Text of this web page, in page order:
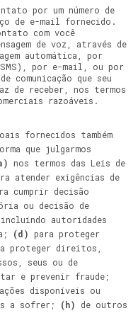
por um número de
de e-mail fornecido.
com você
de voz, através de
automática, por
por e-mail, ou por
comunicação que seu
de receber, nos termos
razoáveis.
fornecidos também
que julgarmos
nos termos das Leis de
atender exigências de
cumprir decisão
ou decisão de
autoridades
(d)
para proteger
proteger direitos,
seus ou de
e prevenir fraude;
disponíveis ou
a sofrer;
(h)
de outros